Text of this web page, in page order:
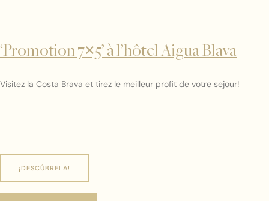
‘Promotion 7×5’ à l’hôtel Aigua Blava
Visitez la Costa Brava et tirez le meilleur profit de votre sejour!
¡DESCÚBRELA!